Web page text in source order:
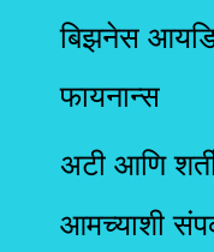
बिझनेस
फायनान्स
अटी आणि
आमच्याशी